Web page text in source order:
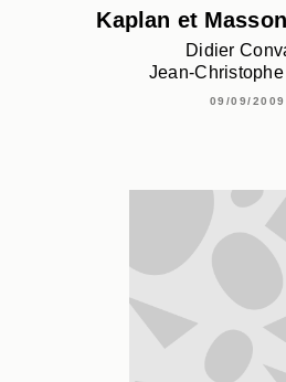
Kaplan et
Didier
Jean-
09/09/2009